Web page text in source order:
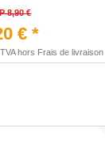
8,90 €
€ *
hors Frais de livraison